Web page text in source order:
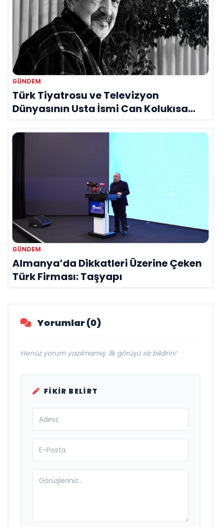
GÜNDEM
Türk Tiyatrosu ve Televizyon
Dünyasının Usta İsmi Can Kolukısa
Hayatını Kaybetti
GÜNDEM
Almanya’da Dikkatleri Üzerine Çeken
Türk Firması: Taşyapı
Yorumlar (0)
Henüz yorum yazılmamış. İlk görüşü siz bildirin!
FIKIR BELIRT